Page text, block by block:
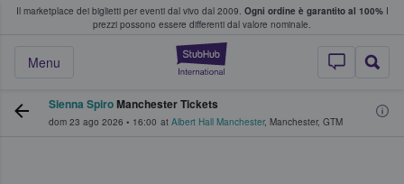
Il marketplace dei biglietti per eventi dal vivo dal 2009. Ogni ordine è garantito al 100%I
prezzi possono essere differenti dal valore nominale.
StubHub - Dove
Menu
fan comprano e vendono biglietti
Sienna SpiroManchester Tickets
dom 23 ago 2026 • 16:00 at Albert Hall Manchester, Manchester, GTM